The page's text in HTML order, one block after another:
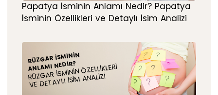
Papatya İsminin Anlamı Nedir? Papatya
İsminin Özellikleri ve Detaylı İsim Analizi
RÜZGAR İSMININ
ANLAMI NEDIR?
RÜZGAR İSMININ ÖZELLIKLERI
VE DETAYLI İSIM ANALIZI